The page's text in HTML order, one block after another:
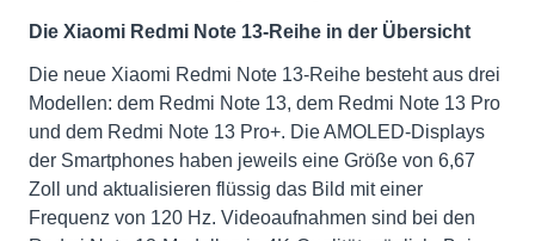
Die Xiaomi Redmi Note 13-Reihe in der Übersicht
Die neue Xiaomi Redmi Note 13-Reihe besteht aus drei
Modellen: dem Redmi Note 13, dem Redmi Note 13 Pro
und dem Redmi Note 13 Pro+. Die AMOLED-Displays
der Smartphones haben jeweils eine Größe von 6,67
Zoll und aktualisieren flüssig das Bild mit einer
Frequenz von 120 Hz. Videoaufnahmen sind bei den